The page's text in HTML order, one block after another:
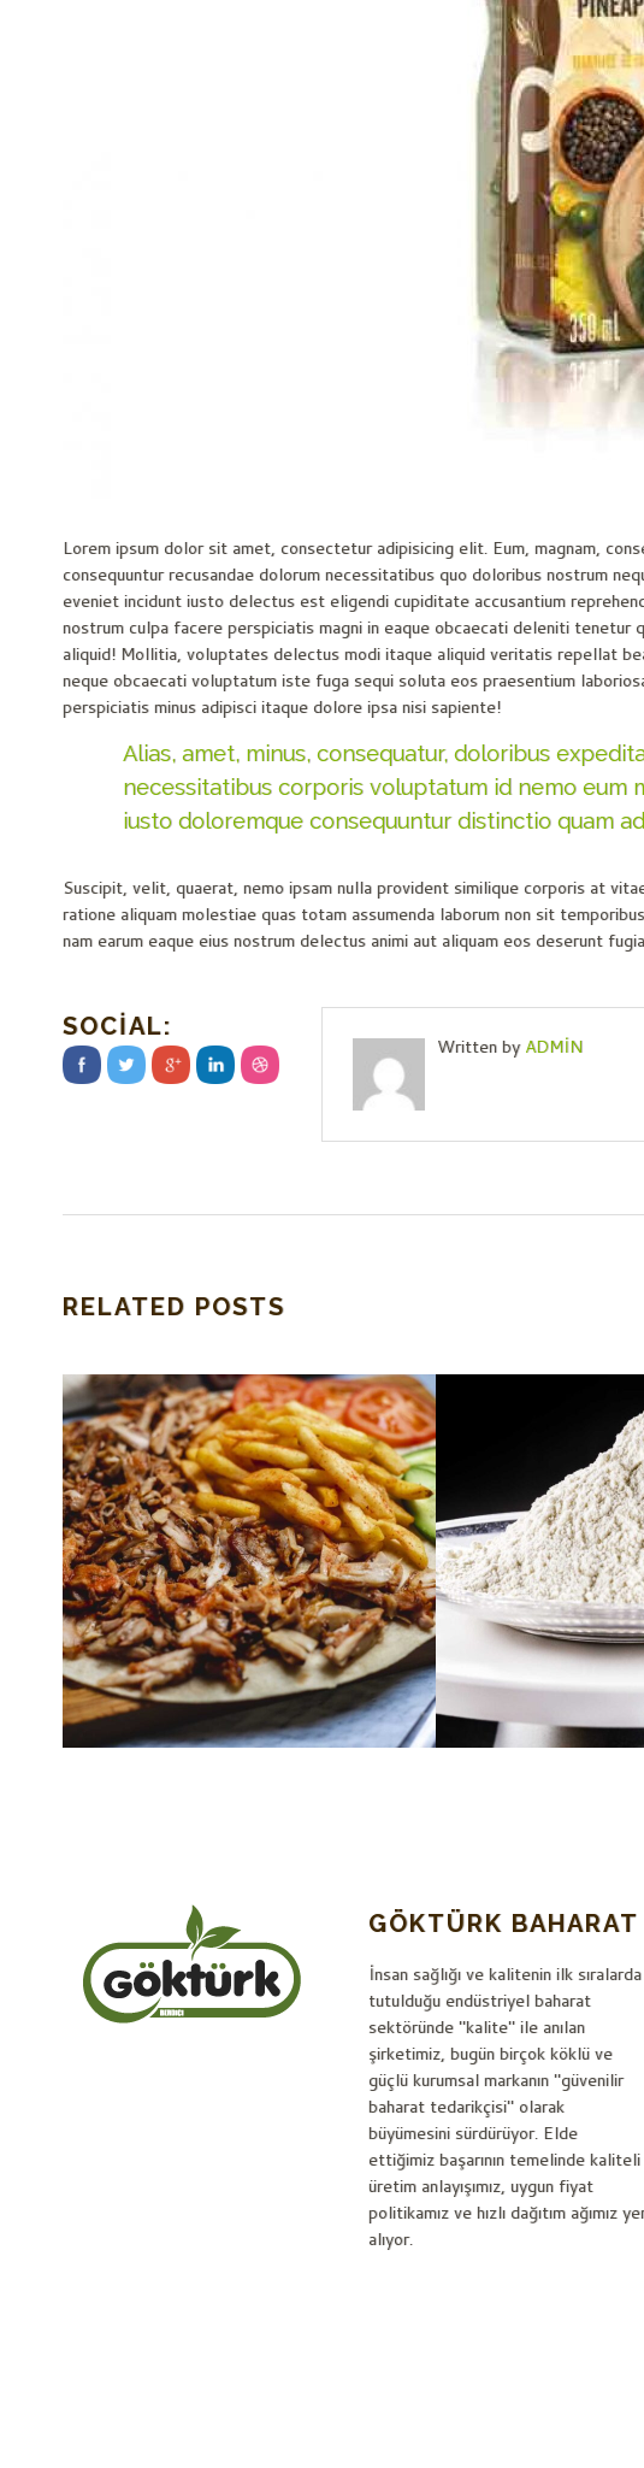
Lorem ipsum dolor sit amet, consectetur adipisicing elit. Eum, magnam,
consequuntur recusandae dolorum necessitatibus quo doloribus nostrum
eveniet incidunt iusto delectus est eligendi cupiditate accusantium
nostrum culpa facere perspiciatis magni in eaque obcaecati deleniti
aliquid! Mollitia, voluptates delectus modi itaque aliquid veritatis repellat
neque obcaecati voluptatum iste fuga sequi soluta eos praesentium
perspiciatis minus adipisci itaque dolore ipsa nisi sapiente!
Alias, amet, minus, consequatur, doloribus
necessitatibus corporis voluptatum id nemo eum
iusto doloremque consequuntur distinctio quam
Suscipit, velit, quaerat, nemo ipsam nulla provident similique corporis at
ratione aliquam molestiae quas totam assumenda laborum non sit
nam earum eaque eius nostrum delectus animi aut aliquam eos deserunt
SOCIAL:
Written by ADMIN
RELATED POSTS
GÖKTÜRK BAHARAT
İnsan sağlığı ve kalitenin ilk sıralarda
tutulduğu endüstriyel baharat
sektöründe "kalite" ile anılan
şirketimiz, bugün birçok köklü ve
güçlü kurumsal markanın "güvenilir
baharat tedarikçisi" olarak
büyümesini sürdürüyor. Elde
ettiğimiz başarının temelinde kaliteli
üretim anlayışımız, uygun fiyat
politikamız ve hızlı dağıtım ağımız
alıyor.